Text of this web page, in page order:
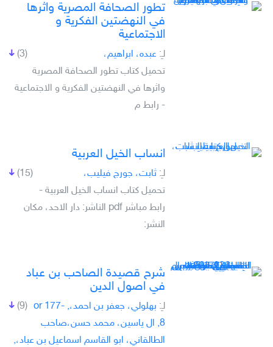
تطور الصحافة المصرية واثرها
في النهضتين الفكرية و
الاجتماعية
(3) لـِ: عبده، ابراهيم،
تحميل كتاب تطور الصحافة المصرية
واثرها في النهضتين الفكرية و الاجتماعية
- رابط م
انساب الخيل العربية
(15) لـِ: ثابت، جورج فيليب،
تحميل كتاب انساب الخيل العربية -
رابط مباشر pdf الناشر: دار الاحد، مكان
النشر:
شرح قصيدة الصاحب بن عباد
في اصول الدين
(9) لـِ:
بهلولي، جعفر بن احمد،, -177 or
8, ال ياسين، محمد حسن،صاحب
الطالقاني، ابو القاسم اسماعيل بن عباد،,